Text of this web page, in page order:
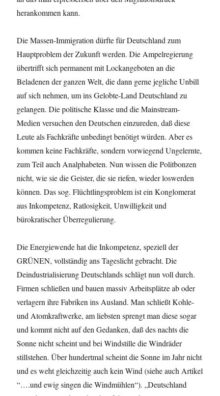
herankommen kann.
Die Massen-Immigration dürfte für Deutschland zum
Hauptproblem der Zukunft werden. Die Ampelregierung
übertrifft sich permanent mit Lockangeboten an die
Beladenen der ganzen Welt, die dann gerne jegliche Unbill
auf sich nehmen, um ins Gelobte-Land Deutschland zu
gelangen. Die politische Klasse und die Mainstream-
Medien versuchen den Deutschen einzureden, daß diese
Leute als Fachkräfte unbedingt benötigt würden. Aber es
kommen keine Fachkräfte, sondern vorwiegend Ungelernte,
zum Teil auch Analphabeten. Nun wissen die Politbonzen
nicht, wie sie die Geister, die sie riefen, wieder loswerden
können. Das sog. Flüchtlingsproblem ist ein Konglomerat
aus Inkompetenz, Ratlosigkeit, Unwilligkeit und
bürokratischer Überregulierung.
Die Energiewende hat die Inkompetenz, speziell der
GRÜNEN, vollständig ans Tageslicht gebracht. Die
Deindustrialisierung Deutschlands schlägt nun voll durch.
Firmen schließen und bauen massiv Arbeitsplätze ab oder
verlagern ihre Fabriken ins Ausland. Man schließt Kohle-
und Atomkraftwerke, am liebsten sprengt man diese sogar
und kommt nicht auf den Gedanken, daß des nachts die
Sonne nicht scheint und bei Windstille die Windräder
stillstehen. Über hundertmal scheint die Sonne im Jahr nicht
und es weht gleichzeitig auch kein Wind (siehe auch Artikel
“….und ewig singen die Windmühlen“). „Deutschland